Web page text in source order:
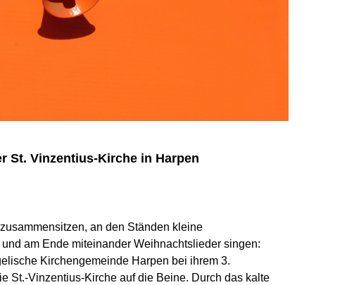
St. Vinzentius-Kirche in Harpen
an den Ständen kleine
am Ende miteinander Weihnachtslieder singen:
Kirchengemeinde Harpen bei ihrem 3.
St.-Vinzentius-Kirche auf die Beine. Durch das kalte